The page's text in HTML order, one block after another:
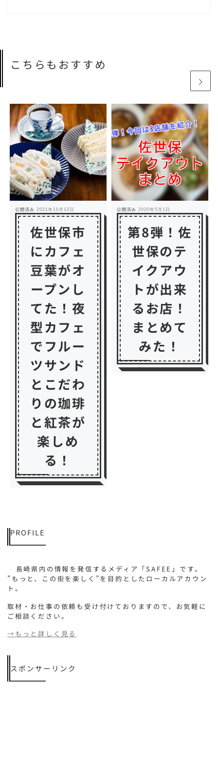
こちらもおすすめ
公開済み 2021年10月12日
佐世保市
にカフェ
豆葉がオ
ープンし
てた！夜
型カフェ
でフルー
ツサンド
とこだわ
りの珈琲
と紅茶が
楽しめ
る！
公開済み 2020年5月1日
第8弾！佐
世保のテ
イクアウ
トが出来
るお店！
まとめて
みた！
PROFILE
長崎県内の情報を発信するメディア「SAFEE」です。
”もっと、この街を楽しく”を目的としたローカルアカウン
ト。
取材・お仕事の依頼も受け付けておりますので、お気軽に
ご相談ください。
→もっと詳しく見る
スポンサーリンク